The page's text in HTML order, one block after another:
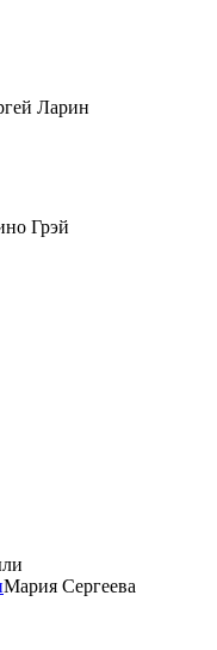
Ларин
Грэй
Мария Сергеева